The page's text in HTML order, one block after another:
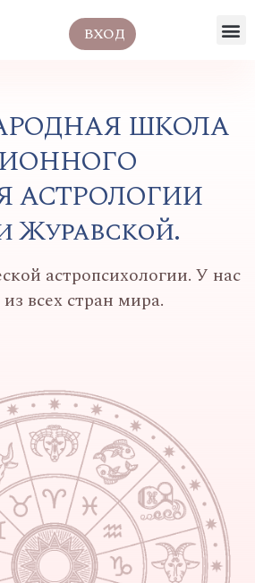
ВХОД
ШКОЛА
АСТРОЛОГИИ
Журавской.
астропсихологии. У нас
всех стран мира.